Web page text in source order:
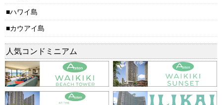
ハワイ島
カウアイ島
人気コンドミニアム